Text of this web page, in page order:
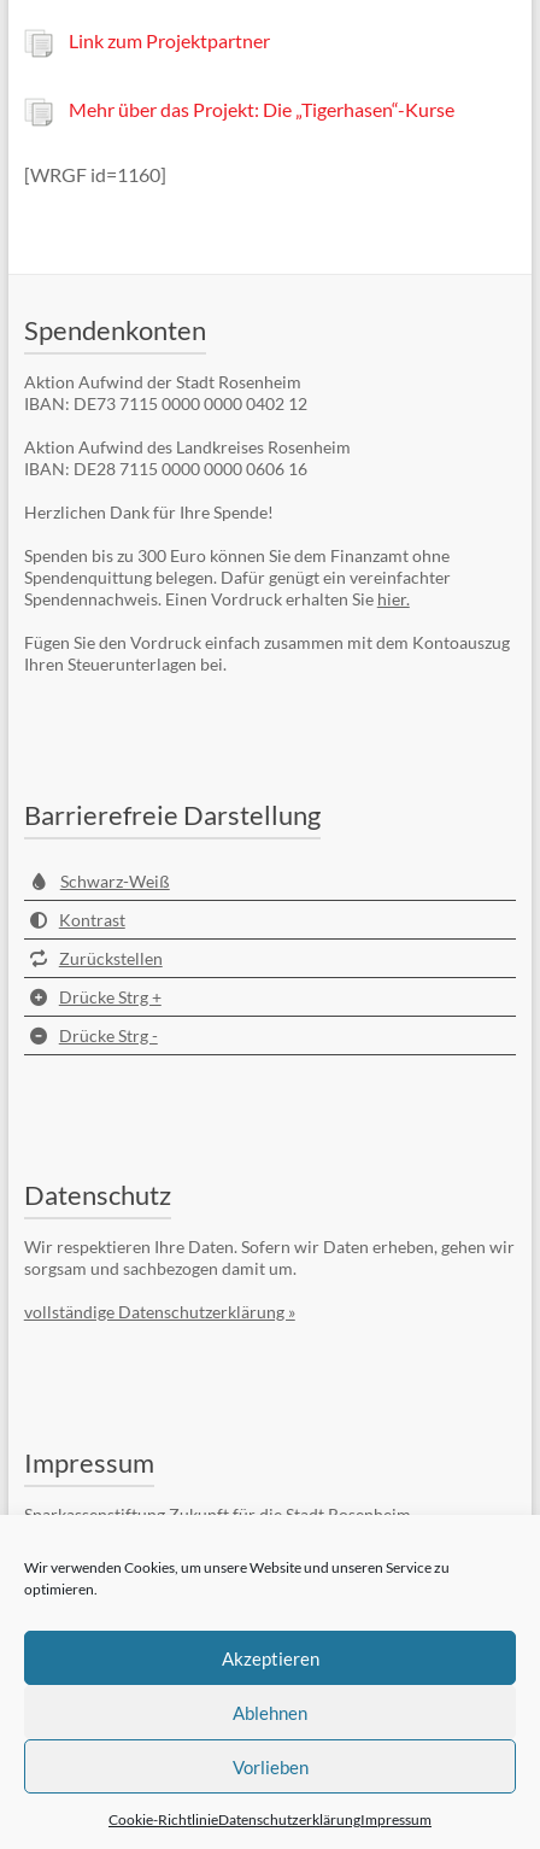
Wir verwenden Cookies, um unsere Website und unseren Service zu
optimieren.
Akzeptieren
Ablehnen
Vorlieben
Cookie-RichtlinieDatenschutzerklärungImpressum
Link zum Projektpartner
Mehr über das Projekt: Die „Tigerhasen“-Kurse
[WRGF id=1160]
Spendenkonten
Aktion Aufwind der Stadt Rosenheim
IBAN: DE73 7115 0000 0000 0402 12
Aktion Aufwind des Landkreises Rosenheim
IBAN: DE28 7115 0000 0000 0606 16
Herzlichen Dank für Ihre Spende!
Spenden bis zu 300 Euro können Sie dem Finanzamt ohne
Spendenquittung belegen. Dafür genügt ein vereinfachter
Spendennachweis. Einen Vordruck erhalten Sie hier.
Fügen Sie den Vordruck einfach zusammen mit dem Kontoauszug
Ihren Steuerunterlagen bei.
Barrierefreie Darstellung
Schwarz-Weiß
Kontrast
Zurückstellen
Drücke Strg +
Drücke Strg -
Datenschutz
Wir respektieren Ihre Daten. Sofern wir Daten erheben, gehen wir
sorgsam und sachbezogen damit um.
vollständige Datenschutzerklärung »
Impressum
Sparkassenstiftung Zukunft für die Stadt Rosenheim
83022 Rosenheim
Telefon: +49 (8031) 182-84510
vollständiges Impressum »